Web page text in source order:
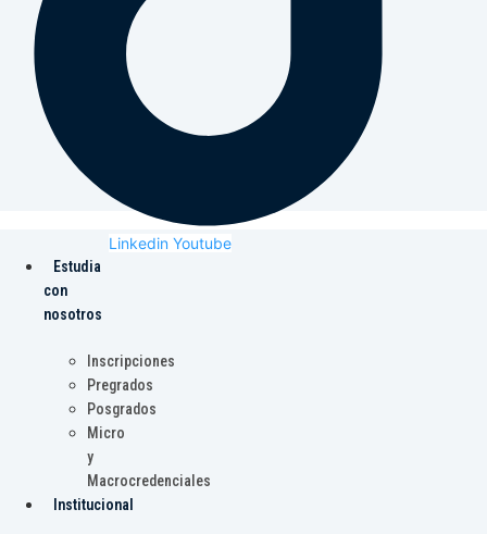
Linkedin Youtube
Estudia
con
nosotros
Inscripciones
Pregrados
Posgrados
Micro
y
Macrocredenciales
Institucional